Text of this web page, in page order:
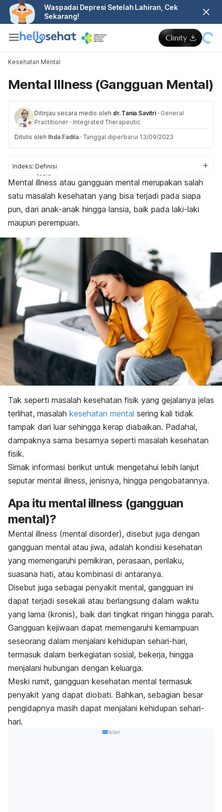
Waspadai Depresi Setelah Lahiran, Cek
Sekarang!
Kesehatan Mental
Mental Illness (Gangguan Mental)
Ditinjau secara medis oleh dr. Tania Savitri · General
Practitioner · Integrated Therapeutic
Ditulis oleh Ihda Fadila · Tanggal diperbarui 13/09/2023
Indeks: Definisi
Jenis
Gejala
Penyebab
Faktor risiko
Diagnosis
Pengobatan
Perawatan rumahan
Mental illness atau gangguan mental merupakan salah
satu masalah kesehatan yang bisa terjadi pada siapa
pun, dari anak-anak hingga lansia, baik pada laki-laki
maupun perempuan.
Tak seperti masalah kesehatan fisik yang gejalanya jelas
terlihat, masalah kesehatan mental sering kali tidak
tampak dari luar sehingga kerap diabaikan. Padahal,
dampaknya sama besarnya seperti masalah kesehatan
fisik.
Simak informasi berikut untuk mengetahui lebih lanjut
seputar mental illness, jenisnya, hingga pengobatannya.
Apa itu mental illness (gangguan
mental)?
Mental illness (mental disorder), disebut juga dengan
gangguan mental atau jiwa, adalah kondisi kesehatan
yang memengaruhi pemikiran, perasaan, perilaku,
suasana hati, atau kombinasi di antaranya.
Disebut juga sebagai penyakit mental, gangguan ini
dapat terjadi sesekali atau berlangsung dalam waktu
yang lama (kronis), baik dari tingkat ringan hingga parah.
Gangguan kejiwaan dapat memengaruhi kemampuan
seseorang dalam menjalani kehidupan sehari-hari,
termasuk dalam berkegiatan sosial, bekerja, hingga
menjalani hubungan dengan keluarga.
Meski rumit, gangguan kesehatan mental termasuk
penyakit yang dapat diobati. Bahkan, sebagian besar
pengidapnya masih dapat menjalani kehidupan sehari-
hari.
Iklan